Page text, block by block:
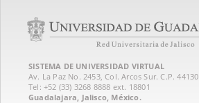
SISTEMA DE UNIVERSIDAD VIRTUAL
Av. La Paz No. 2453, Col. Arcos Sur. C.P. 44130
Tel: +52 (33) 3268 8888‏ ext. 18801
Guadalajara, Jalisco, México.